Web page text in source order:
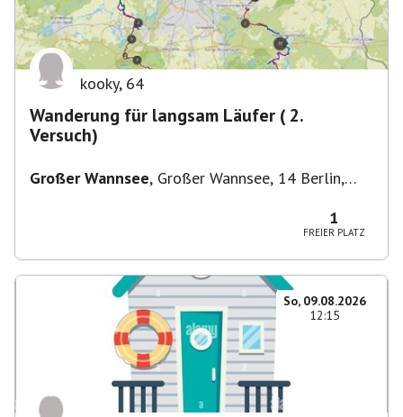
kooky, 64
Wanderung für langsam Läufer ( 2.
Versuch)
Großer Wannsee, Großer Wannsee, 14 Berlin,
1
FREIER PLATZ
So, 09.08.2026
12:15